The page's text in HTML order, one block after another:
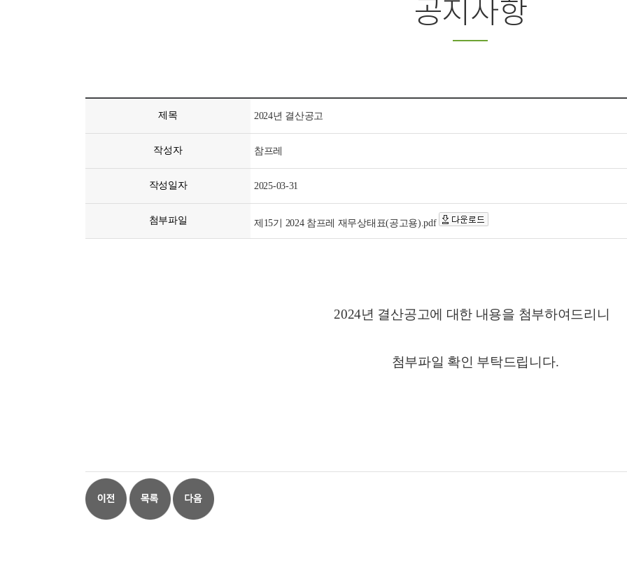
공지사항
제목 2024년 결산공고
작성자 참프레
작성일자 2025-03-31
첨부파일 제15기 2024 참프레 재무상태표(공고용).pdf
2024년 결산공고에 대한 내용을 첨부하여드리니
첨부파일 확인 부탁드립니다.